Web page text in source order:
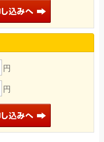
円
円